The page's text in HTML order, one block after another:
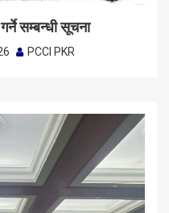
सम्बन्धी सूचना
PCCI PKR